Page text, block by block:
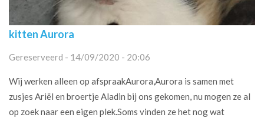
kitten Aurora
Gereserveerd - 14/09/2020 - 20:06
Wij werken alleen op afspraakAurora,Aurora is samen met
zusjes Ariël en broertje Aladin bij ons gekomen, nu mogen ze al
op zoek naar een eigen plek.Soms vinden ze het nog wat